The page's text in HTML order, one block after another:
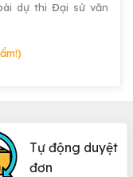
dự thi Đại sứ văn
Tự động duyệt
đơn